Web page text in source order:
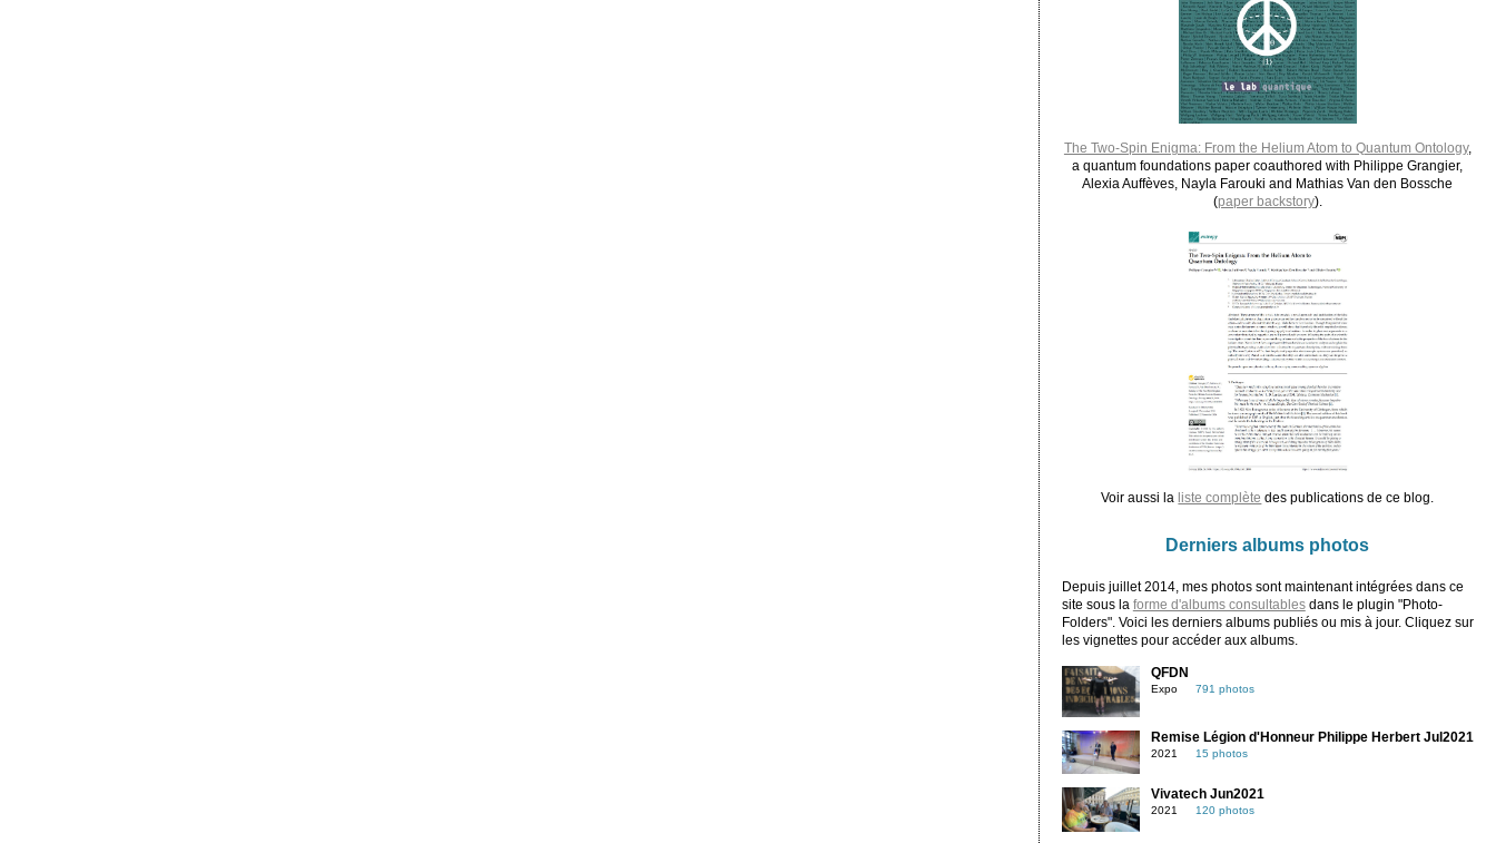
The Two-Spin Enigma: From the Helium Atom to Quantum Ontology,
a quantum foundations paper coauthored with Philippe Grangier,
Alexia Auffèves, Nayla Farouki and Mathias Van den Bossche
(paper backstory).
Voir aussi la liste complète des publications de ce blog.
Derniers albums photos
Depuis juillet 2014, mes photos sont maintenant intégrées dans ce
site sous la forme d'albums consultablesdans le plugin "Photo-
Folders". Voici les derniers albums publiés ou mis à jour. Cliquez sur
les vignettes pour accéder aux albums.
QFDN
Expo 791 photos
Remise Légion d'Honneur Philippe Herbert Jul2021
2021 15 photos
Vivatech Jun2021
2021 120 photos